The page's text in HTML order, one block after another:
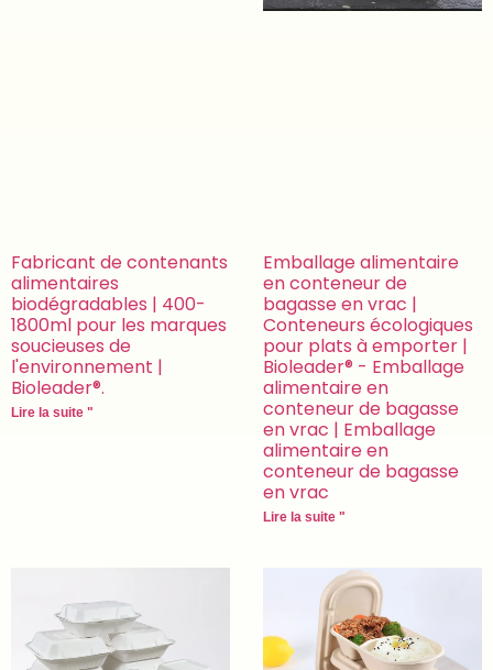
Fabricant de contenants
alimentaires
biodégradables | 400-
1800ml pour les marques
soucieuses de
l'environnement |
Bioleader®.
Lire la suite "
Emballage alimentaire
en conteneur de
bagasse en vrac |
Conteneurs écologiques
pour plats à emporter |
Bioleader® - Emballage
alimentaire en
conteneur de bagasse
en vrac | Emballage
alimentaire en
conteneur de bagasse
en vrac
Lire la suite "